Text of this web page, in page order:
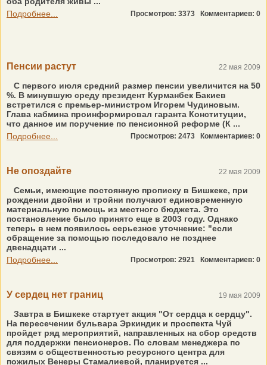
Подробнее...
Просмотров: 3373 Комментариев: 0
Пенсии растут 22 мая 2009
С первого июля средний размер пенсии увеличится на 50
%. В минувшую среду президент Курманбек Бакиев
встретился с премьер-министром Игорем Чудиновым.
Глава кабмина проинформировал гаранта Конституции,
что данное им поручение по пенсионной реформе (К ...
Подробнее...
Просмотров: 2473 Комментариев: 0
Не опоздайте 22 мая 2009
Семьи, имеющие постоянную прописку в Бишкеке, при
рождении двойни и тройни получают единовременную
материальную помощь из местного бюджета. Это
постановление было принято еще в 2003 году. Однако
теперь в нем появилось серьезное уточнение: "если
обращение за помощью последовало не позднее
двенадцати ...
Подробнее...
Просмотров: 2921 Комментариев: 0
У сердец нет границ 19 мая 2009
Завтра в Бишкеке стартует акция "От сердца к сердцу".
На пересечении бульвара Эркиндик и проспекта Чуй
пройдет ряд мероприятий, направленных на сбор средств
для поддержки пенсионеров. По словам менеджера по
связям с общественностью ресурсного центра для
пожилых Венеры Стамалиевой, планируется ...